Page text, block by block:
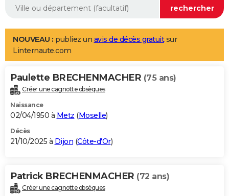
Aménagement intérieur
LIFESTYLE
Art de vivre
Bien-être
Loisirs
Mode
Modes de vie
Alimentation
Guide de la santé
Maladies
Médicaments
Sommeil
VOYAGE
Destinations
City break
Voyage nature
Voyage de noces
Forum
Climat
+PHOTO
GUIDES D'ACHAT
BONS PLANS
Carte de Noël
Carte Bonne année
Carte Saint-Valentin
Carte Pâques
Carte d'anniversaire
DICTIONNAIRE
NOUVEAU : publiez un avis de décès gratuitsur
Linternaute.com
Paulette BRECHENMACHER (75 ans)
Créer une cagnotte obsèques
Naissance
02/04/1950 à Metz (Moselle)
Décès
21/10/2025 à Dijon (Côte-d'Or)
Patrick BRECHENMACHER (72 ans)
Créer une cagnotte obsèques